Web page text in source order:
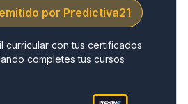
por Predictiva21
curricular con tus certificados
completes tus cursos